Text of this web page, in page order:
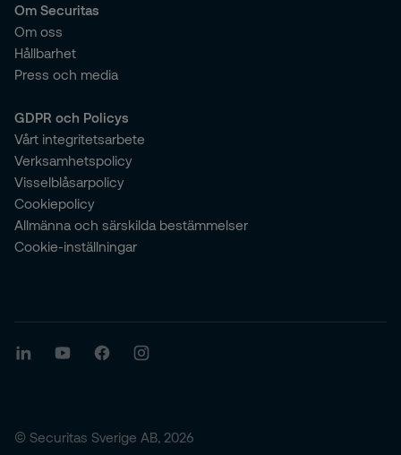
Om Securitas
Om oss
Hållbarhet
Press och media
GDPR och Policys
Vårt integritetsarbete
Verksamhetspolicy
Visselblåsarpolicy
Cookiepolicy
Allmänna och särskilda bestämmelser
Cookie-inställningar
© Securitas Sverige AB, 2026